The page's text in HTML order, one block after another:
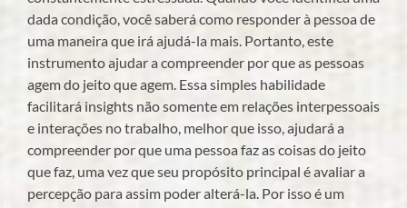
dada condição, você saberá como responder à pessoa de
uma maneira que irá ajudá-la mais. Portanto, este
instrumento ajudar a compreender por que as pessoas
agem do jeito que agem. Essa simples habilidade
facilitará insights não somente em relações interpessoais
e interações no trabalho, melhor que isso, ajudará a
compreender por que uma pessoa faz as coisas do jeito
que faz, uma vez que seu propósito principal é avaliar a
percepção para assim poder alterá-la. Por isso é um